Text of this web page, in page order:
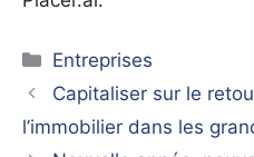
Catégories
Entreprises
Capitaliser sur le
l’immobilier dans les